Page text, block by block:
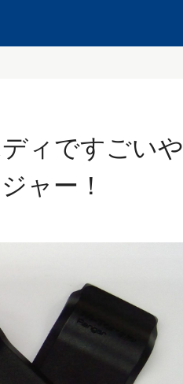
ィですごいや
ャー！